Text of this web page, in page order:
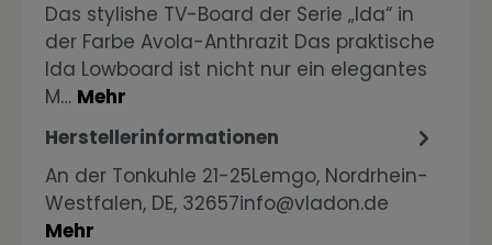
Das stylishe TV-Board der Serie „Ida“ in
der Farbe Avola-Anthrazit Das praktische
Ida Lowboard ist nicht nur ein elegantes
M… Mehr
Herstellerinformationen
An der Tonkuhle 21-25Lemgo, Nordrhein-
Westfalen, DE, 32657info@vladon.de
Mehr